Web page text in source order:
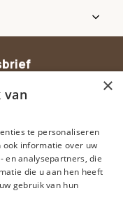
Abonneer
×
van
te personaliseren
ook informatie over uw
en analysepartners, die
die u aan hen heeft
gebruik van hun